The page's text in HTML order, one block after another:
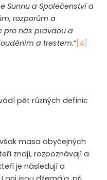
Sunnu a Společenství a
rozporům a
pro nás pravdou a
a trestem.“ [4]
pět různých definic
masa obyčejných
znají, rozpoznávají a
je následují a